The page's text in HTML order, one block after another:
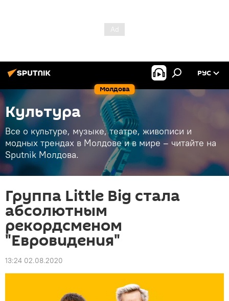
Молдова
РУС
Культура
Все о культуре, музыке, театре, живописи и
модных трендах в Молдове и в мире – читайте на
Sputnik Молдова.
Группа Little Big стала
абсолютным
рекордсменом
"Евровидения"
13:24 02.08.2020